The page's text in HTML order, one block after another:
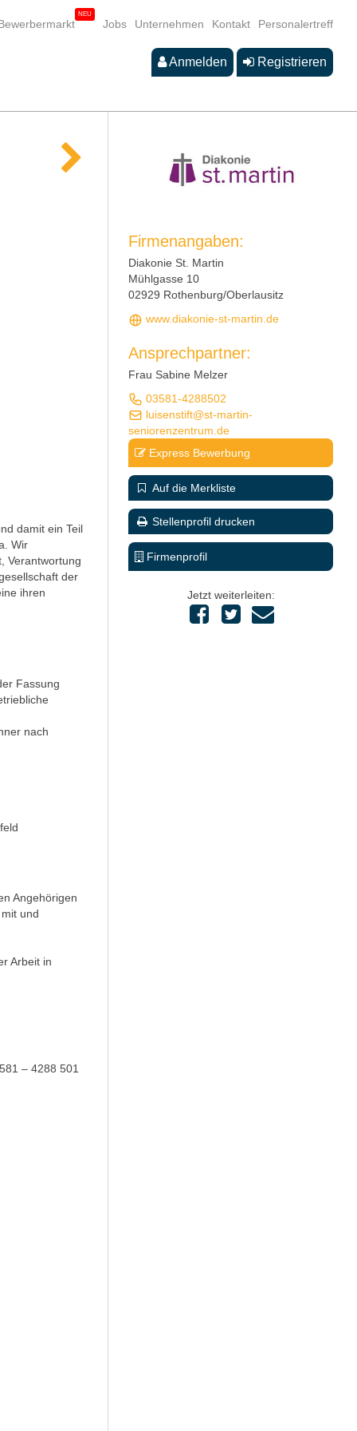
Jobs Unternehmen Kontakt Personalertreff
Anmelden Registrieren
damit ein Teil
Wir
Verantwortung
der
ihren
Fassung
nach
Angehörigen
und
Arbeit in
– 4288 501
Firmenangaben:
Diakonie St. Martin
Mühlgasse 10
02929 Rothenburg/Oberlausitz
www.diakonie-st-martin.de
Ansprechpartner:
Frau Sabine Melzer
03581-4288502
luisenstift@st-martin-
seniorenzentrum.de
Express Bewerbung
Auf die Merkliste
Stellenprofil drucken
Firmenprofil
Jetzt weiterleiten: